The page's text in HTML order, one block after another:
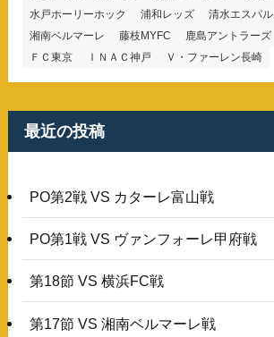
水戸ホーリーホック
浦和レッズ
清水エスパ
湘南ベルマーレ
藤枝MYFC 鹿島アントラーズ
ＦＣ東京
ＩＮＡＣ神戸 Ｖ・ファーレン長崎
最近の投稿
PO第2戦 VS カターレ富山戦
PO第1戦 VS ヴァンフォーレ甲府戦
第18節 VS 横浜FC戦
第17節 VS 湘南ベルマーレ戦